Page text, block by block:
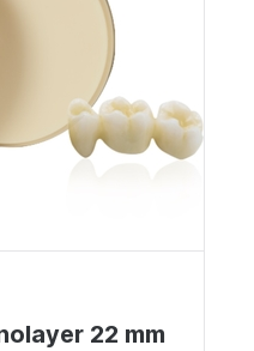
22 mm